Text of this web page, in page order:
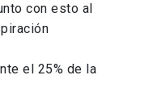
con esto al
el 25% de la